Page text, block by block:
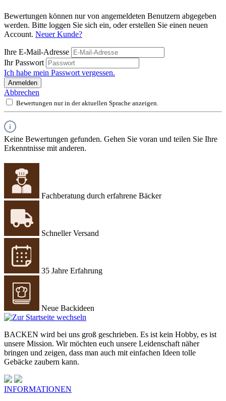
Bewertungen können nur von angemeldeten Benutzern abgegeben
werden. Bitte loggen Sie sich ein, oder erstellen Sie einen neuen
Account. Neuer Kunde?
Ihre E-Mail-Adresse
Ihr Passwort
Ich habe mein Passwort vergessen.
Anmelden
Abbrechen
Bewertungen nur in der aktuellen Sprache anzeigen.
Keine Bewertungen gefunden. Gehen Sie voran und teilen Sie Ihre
Erkenntnisse mit anderen.
Fachberatung durch erfahrene Bäcker
Schneller Versand
35 Jahre Erfahrung
Neue Backideen
BACKEN wird bei uns groß geschrieben. Es ist kein Hobby, es ist
unsere Mission. Wir möchten euch unsere Leidenschaft näher
bringen und zeigen, dass man auch mit einfachen Ideen tolle
Gebäcke zaubern kann.
INFORMATIONEN